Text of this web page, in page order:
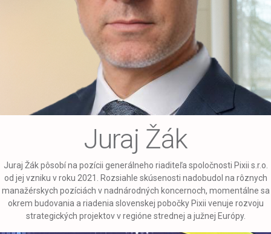
Juraj Žák
Juraj Žák pôsobí na pozícii generálneho riaditeľa spoločnosti Pixii s.r.o.
od jej vzniku v roku 2021. Rozsiahle skúsenosti nadobudol na rôznych
manažérskych pozíciách v nadnárodných koncernoch, momentálne sa
okrem budovania a riadenia slovenskej pobočky Pixii venuje rozvoju
strategických projektov v regióne strednej a južnej Európy.